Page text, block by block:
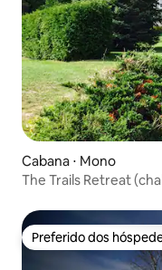
Cabana ⋅ Mono
The Trails Retreat
Preferido dos
Preferido dos